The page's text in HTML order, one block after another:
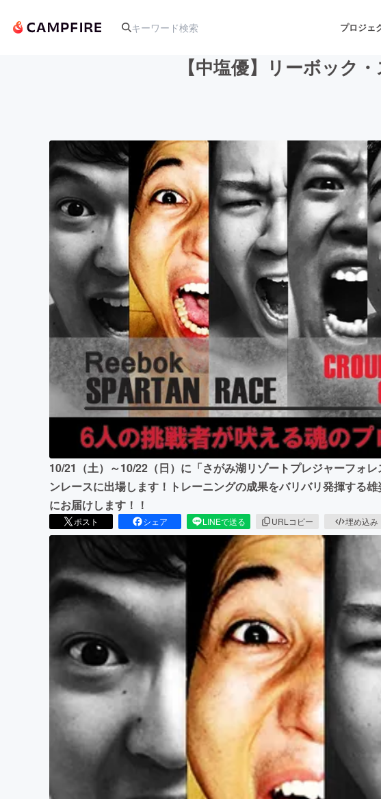
プロジェ
アート・写真 音楽
テクノロジー・ガジェット ゲーム・サー
映像・映画 書籍・雑誌出
ビジネス・起業 チャレンジ
まちづくり・地域活性化
【中塩優】リーボック
10/21（土）～10/22（日）に「さがみ湖リゾートプレジャーフォ
ンレースに出場します！トレーニングの成果をバリバリ発揮する
にお届けします！！
ポスト シェア LINEで送る URLコピー 埋め込み